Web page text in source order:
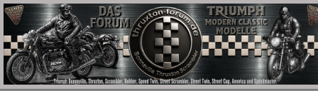
thruxton-forum.de
DAS FORUM! Alles rund um die Triumph Modern Classic Modelle. Das Forum für
die New Bonneville Baureihen ab BJ 2001. Triumph Bonneville, Thruxton,
Scrambler, Bobber, Speed Twin, Street Scrambler, Street Twin, Street Cup, America
und Speedmaster.